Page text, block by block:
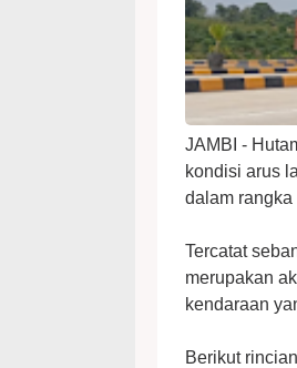
JAMBI -
kondisi arus
dalam
Tercatat
merupakan
kendaraan
Berikut